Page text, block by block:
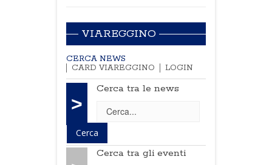
VIAREGGINO
CERCA NEWS
CARD VIAREGGINO
LOGIN
>
Cerca tra le news
Cerca tra gli eventi